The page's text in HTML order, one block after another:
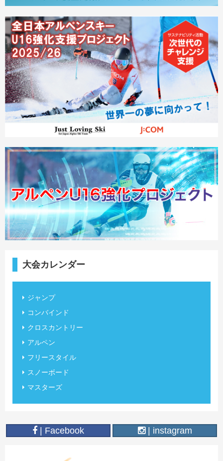
大会カレンダー
ジャンプ
コンバインド
クロスカントリー
アルペン
フリースタイル
スノーボード
マスターズ
| Facebook | instagram